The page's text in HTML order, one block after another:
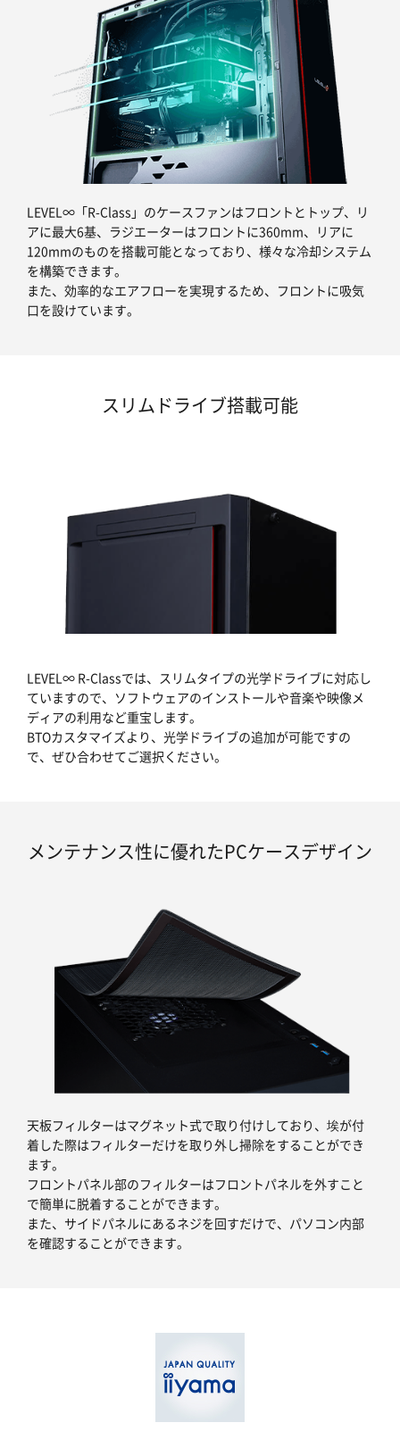
LEVEL∞「R-Class」のケースファンはフロントとトップ、リ
アに最大6基、ラジエーターはフロントに360mm、リアに
120mmのものを搭載可能となっており、様々な冷却システム
を構築できます。
また、効率的なエアフローを実現するため、フロントに吸気
口を設けています。
スリムドライブ搭載可能
LEVEL∞ R-Classでは、スリムタイプの光学ドライブに対応し
ていますので、ソフトウェアのインストールや音楽や映像メ
ディアの利用など重宝します。
BTOカスタマイズより、光学ドライブの追加が可能ですの
で、ぜひ合わせてご選択ください。
メンテナンス性に優れたPCケースデザイン
天板フィルターはマグネット式で取り付けしており、埃が付
着した際はフィルターだけを取り外し掃除をすることができ
ます。
フロントパネル部のフィルターはフロントパネルを外すこと
で簡単に脱着することができます。
また、サイドパネルにあるネジを回すだけで、パソコン内部
を確認することができます。